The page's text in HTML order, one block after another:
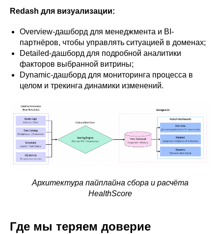
Redash для визуализации:
Overview-дашборд для менеджмента и BI-
партнёров, чтобы управлять ситуацией в доменах;
Detailed-дашборд для подробной аналитики
факторов выбранной витрины;
Dynamic-дашборд для мониторинга процесса в
целом и трекинга динамики изменений.
Архитектура пайплайна сбора и расчёта
HealthScore
Где мы теряем доверие